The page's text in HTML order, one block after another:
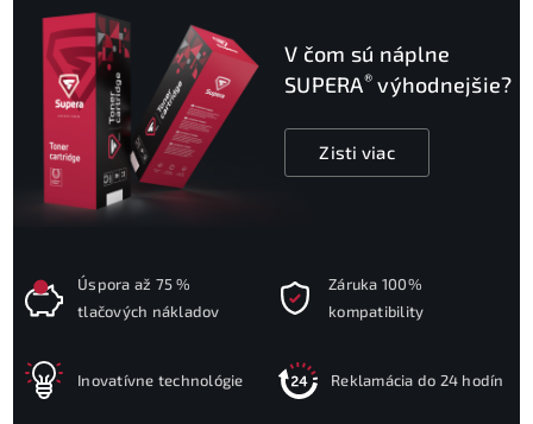
V čom sú náplne
SUPERA® výhodnejšie?
Zisti viac
Úspora až 75 %
tlačových nákladov
Záruka 100%
kompatibility
Inovatívne technológie Reklamácia do 24 hodín